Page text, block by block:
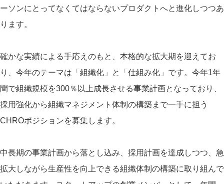
ーソンにとってなくてはならないプロダクトへと進化しつつあ
ります。
確かな実績による手応えのもと、本格的な拡大期を迎えてお
り、今年のテーマは「組織化」と「仕組み化」です。今年1年
間で組織規模を300％以上成長させる事業計画となっており、
採用強化から組織マネジメント体制の構築まで一手に担う
CHROポジションを募集します。
中長期の事業計画から落とし込み、採用計画を達成しつつ、急
拡大しながら生産性を向上できる組織体制の構築に取り組んで